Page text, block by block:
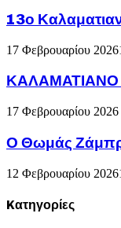
13ο
17 Φεβρουαρίου 2026
ΚΑΛΑΜΑΤΙΑΝΟ
17 Φεβρουαρίου 2026
Ο Θωμάς
12 Φεβρουαρίου 2026
Kατηγορίες